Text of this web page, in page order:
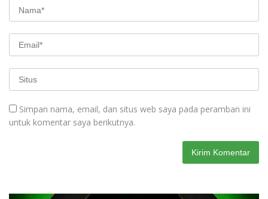
Simpan nama, email, dan situs web saya pada peramban ini
untuk komentar saya berikutnya.